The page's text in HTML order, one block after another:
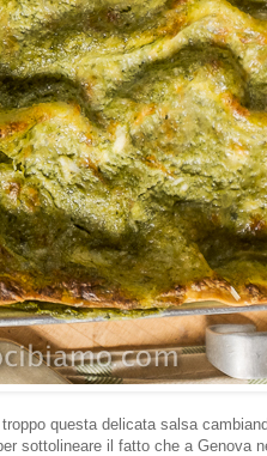
questa delicata salsa
sottolineare il fatto che a Genova